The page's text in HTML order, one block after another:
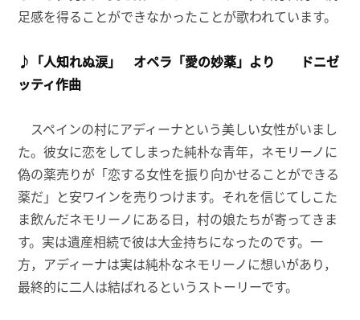
足感を得ることができなかったことが歌われています。
♪「人知れぬ涙」 オペラ「愛の妙薬」より ドニゼ
ッティ作曲
スペインの村にアディーナという美しい女性がいまし
た。彼女に恋をしてしまった純朴な青年，ネモリーノに
偽の薬売りが「恋する女性を振り向かせることができる
薬だ」と安ワインを売りつけます。それを信じてしこた
ま飲んだネモリーノにある日，村の娘たちが寄ってきま
す。実は遺産相続で彼は大金持ちになったのです。一
方，アディーナは実は純朴なネモリーノに想いがあり，
最終的に二人は結ばれるというストーリーです。